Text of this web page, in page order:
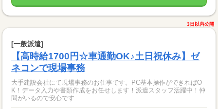
3日以内公開
[一般派遣]
【高時給1700円☆車通勤OK♪土日祝休み】ゼ
ネコンで現場事務
大手建設会社にて現場事務のお仕事です。PC基本操作ができればO
K！データ入力や書類作成をお任せします！派遣スタッフ活躍中！仲
間がいるので安心です...